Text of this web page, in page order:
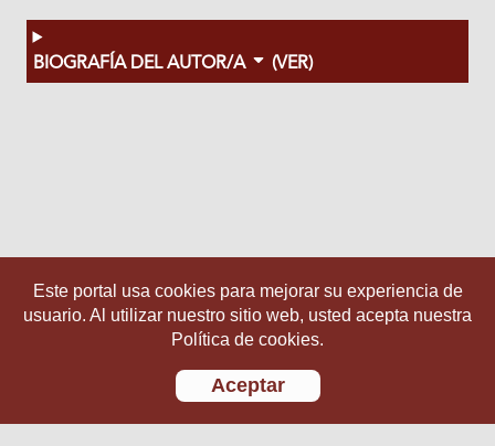
BIOGRAFÍA DEL AUTOR/A (VER)
Este portal usa cookies para mejorar su experiencia de
usuario. Al utilizar nuestro sitio web, usted acepta nuestra
Política de cookies.
Aceptar